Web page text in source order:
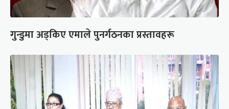
गुन्डुमा अड्किए एमाले पुनर्गठनका प्रस्तावहरू